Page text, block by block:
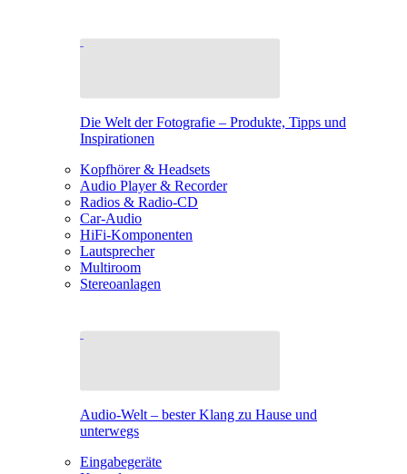
Die Welt der Fotografie – Produkte, Tipps und
Inspirationen
Kopfhörer & Headsets
Audio Player & Recorder
Radios & Radio-CD
Car-Audio
HiFi-Komponenten
Lautsprecher
Multiroom
Stereoanlagen
Audio-Welt – bester Klang zu Hause und
unterwegs
Eingabegeräte